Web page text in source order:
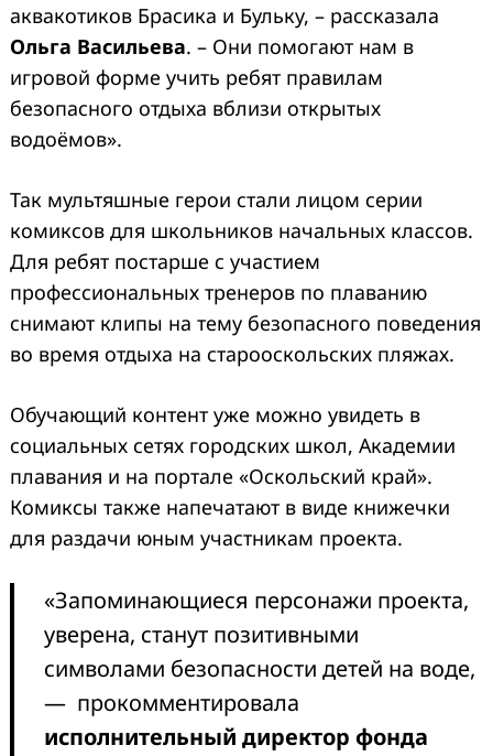
аквакотиков Брасика и Бульку, – рассказала
Ольга Васильева. – Они помогают нам в
игровой форме учить ребят правилам
безопасного отдыха вблизи открытых
водоёмов».
Так мультяшные герои стали лицом серии
комиксов для школьников начальных классов.
Для ребят постарше с участием
профессиональных тренеров по плаванию
снимают клипы на тему безопасного поведения
во время отдыха на старооскольских пляжах.
Обучающий контент уже можно увидеть в
социальных сетях городских школ, Академии
плавания и на портале «Оскольский край».
Комиксы также напечатают в виде книжечки
для раздачи юным участникам проекта.
«Запоминающиеся персонажи проекта,
уверена, станут позитивными
символами безопасности детей на воде,
— прокомментировала
исполнительный директор фонда